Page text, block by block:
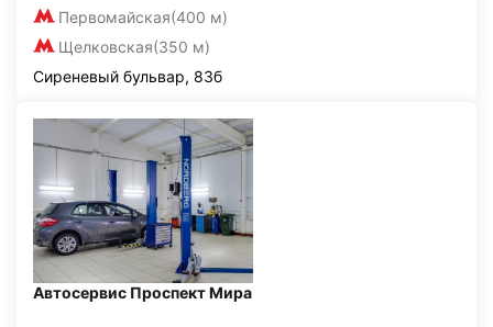
Первомайская(400 м)
Щелковская(350 м)
Сиреневый бульвар, 83б
Автосервис Проспект Мира